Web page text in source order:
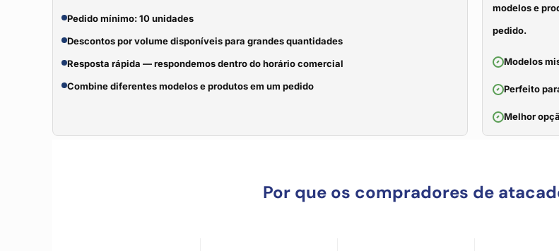
Pedido mínimo: 10 unidades
Descontos por volume disponíveis para grandes quantidades
Resposta rápida — respondemos dentro do horário comercial
Combine diferentes modelos e produtos em um pedido
modelos e
pedido.
Modelos
Perfeito
Melhor
Por que os compradores de